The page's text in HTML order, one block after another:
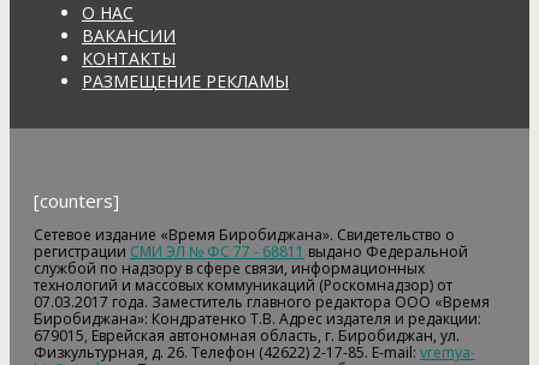
О НАС
ВАКАНСИИ
КОНТАКТЫ
РАЗМЕЩЕНИЕ РЕКЛАМЫ
[counters]
Сетевое издание «Время Биробиджана». Свидетельство о
регистрации СМИ ЭЛ № ФС 77 - 68811 выдано Федеральной
службой по надзору в сфере связи, информационных
технологий и массовых коммуникаций (Роскомнадзор) от
07.03.2017 года. Заместитель главного редактора ООО «Время
Биробиджана»: Кондратенко Т.В. Адрес издателя и редакции:
679015, Еврейская автономная область, г. Биробиджан, ул.
Физкультурная, д. 26. Телефон (42622) 2-17-85. E-mail: vremya-